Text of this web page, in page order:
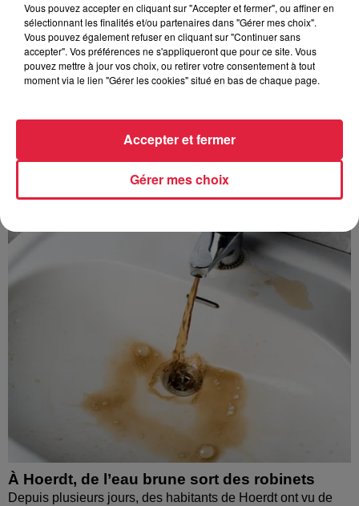
6 août 2026
Au zoo de Mulhouse : rencontre
avec les flamants rouges
À découvrir également
À Hoerdt, de l’eau brune sort des robinets
Depuis plusieurs jours, des habitants de Hoerdt ont vu de
Vous pouvez accepter en cliquant sur "Accepter et fermer", ou affiner en
sélectionnant les finalités et/ou partenaires dans "Gérer mes choix".
Vous pouvez également refuser en cliquant sur "Continuer sans
accepter". Vos préférences ne s'appliqueront que pour ce site. Vous
pouvez mettre à jour vos choix, ou retirer votre consentement à tout
moment via le lien "Gérer les cookies" situé en bas de chaque page.
Gérer mes choix
Accepter et fermer